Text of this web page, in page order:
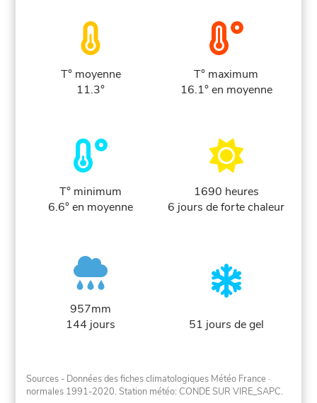
T° moyenne
11.3°
T° maximum
16.1° en moyenne
T° minimum
6.6° en moyenne
1690 heures
6 jours de forte chaleur
957mm
144 jours
51 jours de gel
Sources - Données des fiches climatologiques Météo France ·
normales 1991-2020. Station météo: CONDE SUR VIRE_SAPC.